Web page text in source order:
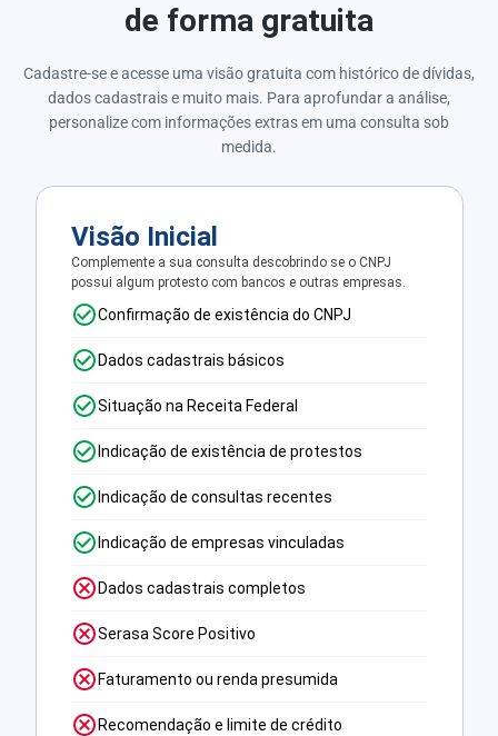
de forma gratuita
Cadastre-se e acesse uma visão gratuita com histórico de dívidas,
dados cadastrais e muito mais. Para aprofundar a análise,
personalize com informações extras em uma consulta sob
medida.
Visão Inicial
Complemente a sua consulta descobrindo se o CNPJ
possui algum protesto com bancos e outras empresas.
Confirmação de existência do CNPJ
Dados cadastrais básicos
Situação na Receita Federal
Indicação de existência de protestos
Indicação de consultas recentes
Indicação de empresas vinculadas
Dados cadastrais completos
Serasa Score Positivo
Faturamento ou renda presumida
Recomendação e limite de crédito